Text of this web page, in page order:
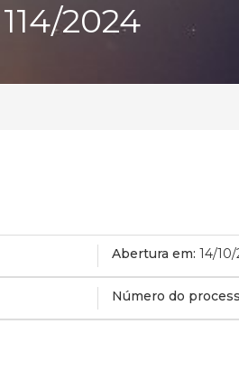
2024
Abertura em: 14/
Número do